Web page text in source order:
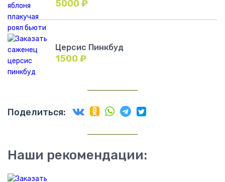
5000₽
Церсис Пинкбуд
1500₽
Поделиться:
Наши рекомендации: